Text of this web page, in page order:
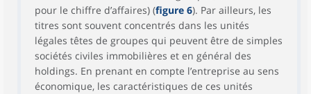
pour le chiffre d’affaires) (figure 6). Par ailleurs, les
titres sont souvent concentrés dans les unités
légales têtes de groupes qui peuvent être de simples
sociétés civiles immobilières et en général des
holdings. En prenant en compte l’entreprise au sens
économique, les caractéristiques de ces unités